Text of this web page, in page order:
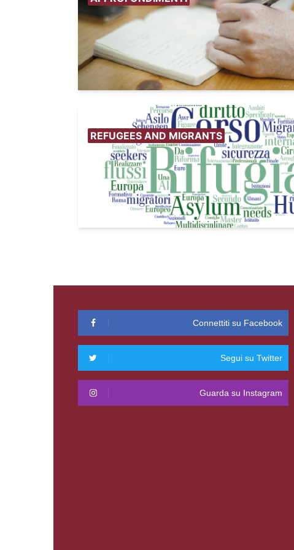
REFUGEES AND MIGRANTS
Connettiti su Facebook
Segui su Twitter
Guarda su Instagram